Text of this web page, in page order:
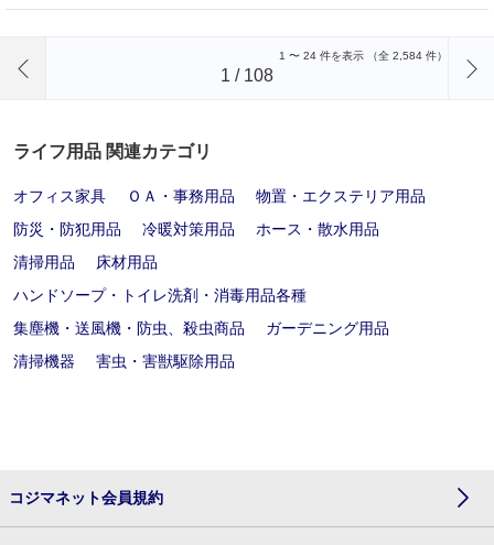
1 〜 24 件を表示 （全 2,584 件）
1 / 108
ライフ用品 関連カテゴリ
オフィス家具 ＯＡ・事務用品
物置・エクステリア用品
防災・防犯用品
冷暖対策用品
ホース・散水用品
清掃用品
床材用品
ハンドソープ・トイレ洗剤・消毒用品各種
集塵機・送風機・防虫、殺虫商品
ガーデニング用品
清掃機器
害虫・害獣駆除用品
コジマネット会員規約